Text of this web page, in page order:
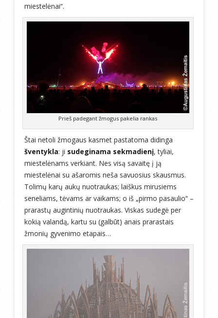
miestelėnai“.
Prieš padegant žmogus pakelia rankas
Štai netoli žmogaus kasmet pastatoma didinga
šventykla: ji sudeginama sekmadienį, tyliai,
miestelėnams verkiant. Nes visą savaitę į ją
miestelėnai su ašaromis neša savuosius skausmus.
Tolimų karų aukų nuotraukas; laiškus mirusiems
seneliams, tėvams ar vaikams; o iš „pirmo pasaulio“ –
prarastų augintinių nuotraukas. Viskas sudegė per
kokią valandą, kartu su (galbūt) anais prarastais
žmonių gyvenimo etapais…